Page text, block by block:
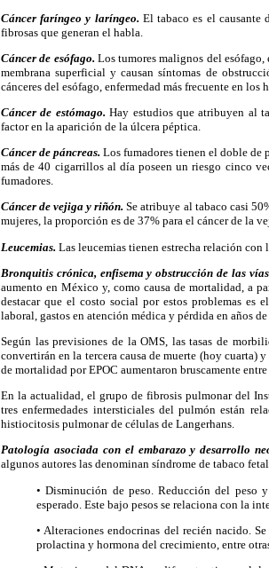
Cáncer faríngeo y laríngeo. El tabaco es el causante
fibrosas que generan el habla.
Cáncer de esófago. Los tumores malignos del esófago,
membrana superficial y causan síntomas de
cánceres del esófago, enfermedad más frecuente en los
Cáncer de estómago. Hay estudios que atribuyen al
factor en la aparición de la úlcera péptica.
Cáncer de páncreas. Los fumadores tienen el doble de
más de 40 cigarrillos al día poseen un riesgo cinco
fumadores.
Cáncer de vejiga y riñón. Se atribuye al tabaco casi
mujeres, la proporción es de 37% para el cáncer de la
Leucemias. Las leucemias tienen estrecha relación
Bronquitis crónica, enfisema y obstrucción de las
aumento en México y, como causa de mortalidad, a
destacar que el costo social por estos problemas
laboral, gastos en atención médica y pérdida en años
Según las previsiones de la OMS, las tasas de
convertirán en la tercera causa de muerte (hoy cuarta)
de mortalidad por EPOC aumentaron bruscamente
En la actualidad, el grupo de fibrosis pulmonar del
tres enfermedades intersticiales del pulmón están
histiocitosis pulmonar de células de Langerhans.
Patología asociada con el embarazo y desarrollo
algunos autores las denominan síndrome de tabaco
• Disminución de peso. Reducción del
esperado. Este bajo pesos se relaciona con la
• Alteraciones endocrinas del recién nacido.
prolactina y hormona del crecimiento, entre